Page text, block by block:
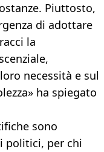
Piuttosto,
di adottare
la
necessità e sul
ha spiegato
sono
politici, per chi